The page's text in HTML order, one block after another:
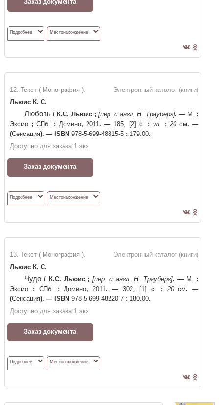
Заказ документа
Подробнее Местонахождение
Электронный каталог (книги)
12. Текст ( Монография ).
Льюис К. С.
Любовь / К.С. Льюис ; [пер. с англ. Н. Трауберг]. —М. :
Эксмо ; СПб. : Домино, 2011. — 185, [2] с. : ил. ; 20см. —
(Сенсация). — ISBN 978-5-699-48815-5 : 179.00.
Доступно для заказа:1 экз.
Заказ документа
Подробнее Местонахождение
Электронный каталог (книги)
13. Текст ( Монография ).
Льюис К. С.
Чудо / К.С. Льюис ; [пер. с англ. Н. Трауберг]. —М. :
Эксмо ; СПб. : Домино, 2011. — 302, [1] с. ; 20см. —
(Сенсация). — ISBN 978-5-699-48220-7 : 180.00.
Доступно для заказа:1 экз.
Заказ документа
Подробнее Местонахождение